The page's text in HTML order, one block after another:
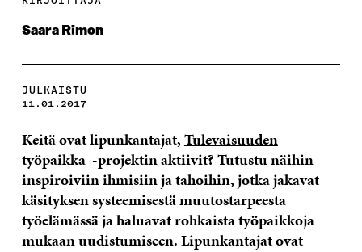
Saara Rimon
JULKAISTU
11.01.2017
Keitä ovat lipunkantajat,Tulevaisuuden
työpaikka-projektin aktiivit? Tutustu näihin
inspiroiviin ihmisiin ja tahoihin, jotka jakavat
käsityksen systeemisestä muutostarpeesta
työelämässä ja haluavat rohkaista työpaikkoja
mukaan uudistumiseen. Lipunkantajat ovat